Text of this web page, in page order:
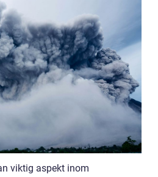
viktig aspekt inom